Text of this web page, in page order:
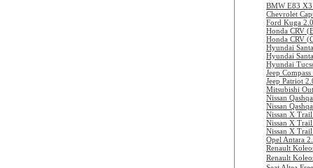
BMW E83
Chevrolet
Ford Kuga
Honda CRV
Honda CRV
Hyundai
Hyundai
Hyundai
Jeep
Jeep Patriot
Mitsubishi
Nissan
Nissan
Nissan X
Nissan X
Nissan X
Opel Antara
Renault
Renault